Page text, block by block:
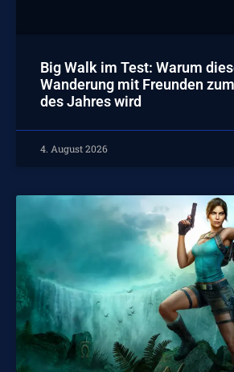
Big Walk im Test: Warum
Wanderung mit Freunden
des Jahres wird
4. August 2026